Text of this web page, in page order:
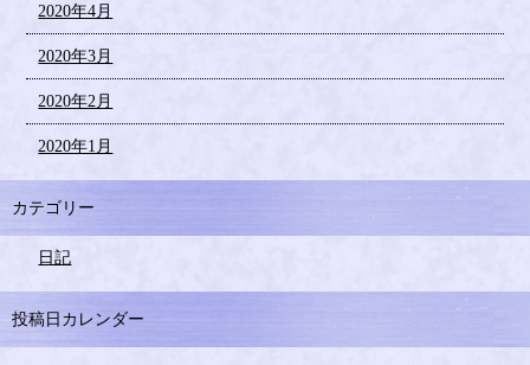
2020年4月
2020年3月
2020年2月
2020年1月
カテゴリー
日記
投稿日カレンダー